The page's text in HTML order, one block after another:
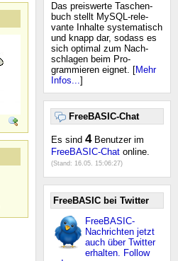
Das preiswerte Taschen-
buch stellt MySQL-rele-
vante Inhalte systematisch
und knapp dar, sodass es
sich optimal zum Nach-
schlagen beim Pro-
grammieren eignet. [Mehr
Infos...]
FreeBASIC-Chat
Es sind 4Benutzer im
FreeBASIC-Chat online.
(Stand: 16.05. 15:06:27)
FreeBASIC bei Twitter
FreeBASIC-
Nachrichten jetzt
auch über Twitter
erhalten. Follow